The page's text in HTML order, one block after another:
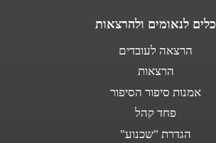
כלים לנאומים ולהרצאות
הרצאה לעובדים
הרצאות
אמנות סיפור הסיפור
פחד קהל
הגדרת "שכנוע"